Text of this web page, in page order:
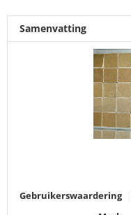
Samenvatting
Gebruikerswaardering